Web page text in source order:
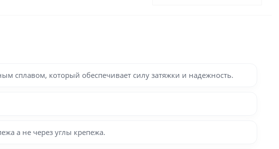
сплавом, который обеспечивает силу затяжки и надежность.
а не через углы крепежа.